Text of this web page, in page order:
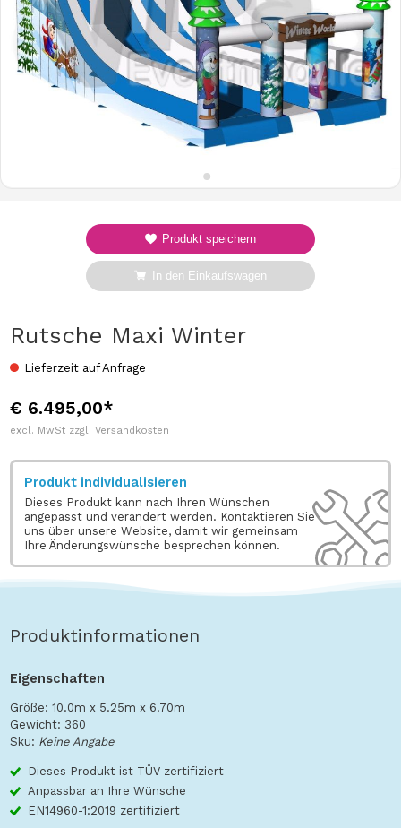
Rutsche Maxi Winter
Lieferzeit auf Anfrage
€ 6.495,00*
excl. MwSt zzgl. Versandkosten
Produkt individualisieren
Dieses Produkt kann nach Ihren Wünschen
angepasst und verändert werden. Kontaktieren Sie
uns über unsere Website, damit wir gemeinsam
Ihre Änderungswünsche besprechen können.
Produkt speichern
In den Einkaufswagen
Produktinformationen
Eigenschaften
Größe: 10.0m x 5.25m x 6.70m
Gewicht: 360
Sku: Keine Angabe
Dieses Produkt ist TÜV-zertifiziert
Anpassbar an Ihre Wünsche
EN14960-1:2019 zertifiziert